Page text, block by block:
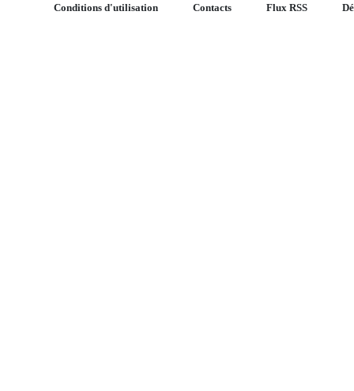
Conditions d'utilisation Contacts Flux RSS